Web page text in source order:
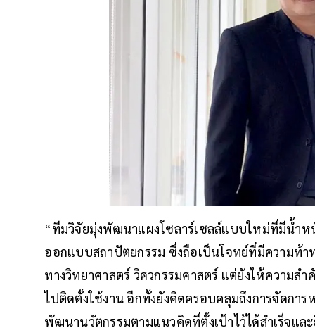
“ทีมวิจัยมุ่งพัฒนาแผงโซลาร์เซลล์แบบใหม่ที่มีน้ำห
ออกแบบสถาปัตยกรรม ซึ่งถือเป็นโจทย์ที่มีความท้า
ทางวิทยาศาสตร์ วิศวกรรมศาสตร์ แต่ยังให้ความส
ไปติดตั้งใช้งาน อีกทั้งยังคิดครอบคลุมถึงการจัดกา
พัฒนานวัตกรรมตามแนวคิดที่ตั้งเป้าไว้ได้สำเร็จแล